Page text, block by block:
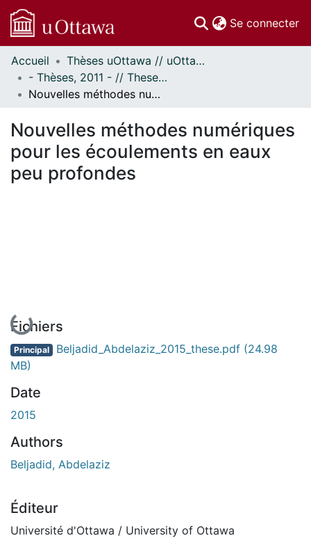
Se connecter
Communautés
et collections
Parcourir
À propos
Accueil
Thèses uOttawa // uOttawa Theses
- Thèses, 2011 - // Theses, 2011 -
Nouvelles méthodes numériques pour les écoulements en eaux peu profondes
Nouvelles méthodes numériques
pour les écoulements en eaux
peu profondes
En cours de chargement...
Fichiers
Principal Beljadid_Abdelaziz_2015_these.pdf (24.98
MB)
Date
2015
Authors
Beljadid, Abdelaziz
Éditeur
Université d'Ottawa / University of Ottawa